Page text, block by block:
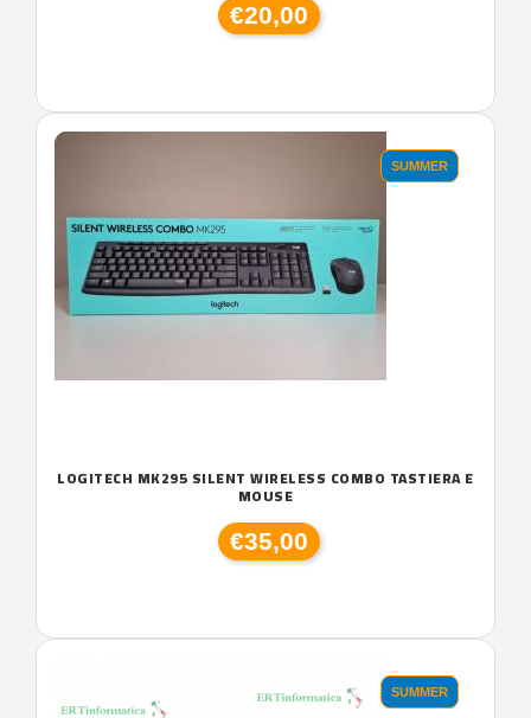
€20,00
SUMMER
LOGITECH MK295 SILENT WIRELESS COMBO TASTIERA E
MOUSE
€35,00
SUMMER